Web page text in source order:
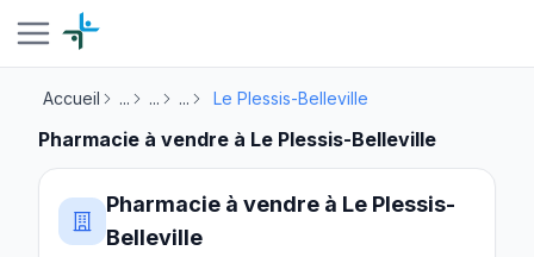
Accueil ... ... ... Le Plessis-Belleville
Pharmacie à vendre à Le Plessis-Belleville
Pharmacie à vendre à Le Plessis-
Belleville